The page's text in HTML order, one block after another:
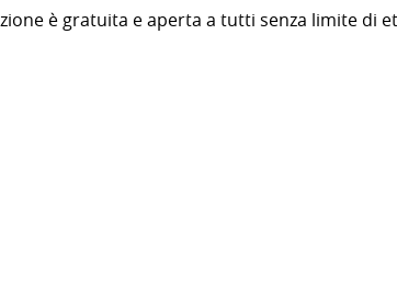
è gratuita e aperta a tutti senza limite di